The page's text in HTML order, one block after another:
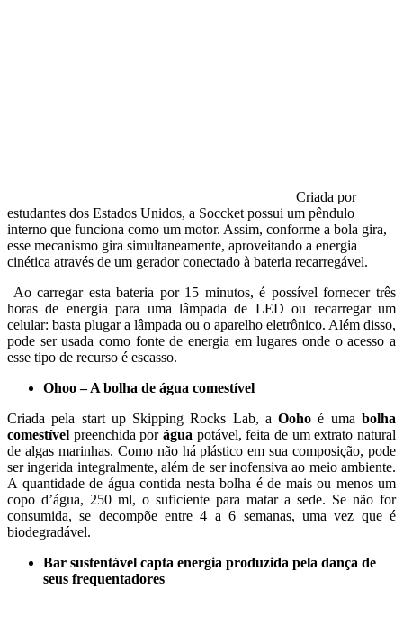
Criada por
estudantes dos Estados Unidos, a Soccket possui um pêndulo
interno que funciona como um motor. Assim, conforme a bola gira,
esse mecanismo gira simultaneamente, aproveitando a energia
cinética através de um gerador conectado à bateria recarregável.
Ao carregar esta bateria por 15 minutos, é possível fornecer três
horas de energia para uma lâmpada de LED ou recarregar um
celular: basta plugar a lâmpada ou o aparelho eletrônico. Além disso,
pode ser usada como fonte de energia em lugares onde o acesso a
esse tipo de recurso é escasso.
Ohoo – A bolha de água comestível
Criada pela start up Skipping Rocks Lab, aOohoé umabolha
comestível preenchida porágua potável, feita de um extrato natural
de algas marinhas. Como não há plástico em sua composição, pode
ser ingerida integralmente, além de ser inofensiva ao meio ambiente.
A quantidade de água contida nesta bolha é de mais ou menos um
copo d’água, 250 ml, o suficiente para matar a sede. Se não for
consumida, se decompõe entre 4 a 6 semanas, uma vez que é
biodegradável.
Bar sustentável capta energia produzida pela dança de
seus frequentadores